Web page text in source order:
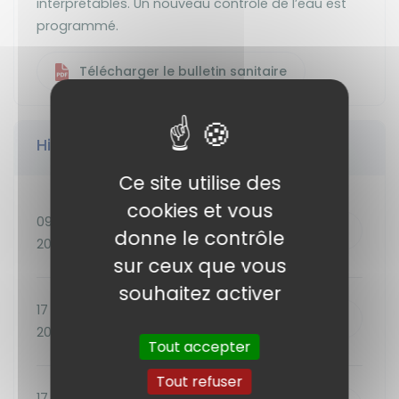
interprétables. Un nouveau contrôle de l’eau est
programmé.
Télécharger le bulletin sanitaire
Historique des prélèvements
09 juil.
2026
Télécharger
17 juin
2026
Ce site utilise des
cookies et vous
donne le contrôle
sur ceux que vous
souhaitez activer
Tout accepter
Tout refuser